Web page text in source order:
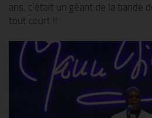
ans, c’était un géant de la bande
tout court !!